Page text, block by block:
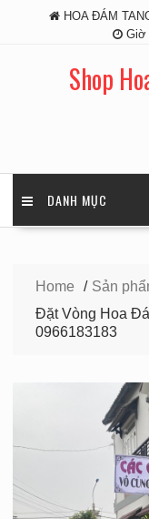
HOA ĐÁM
Giờ
Shop
DANH MỤC
Home
Sản
Đặt Vòng Hoa
0966183183